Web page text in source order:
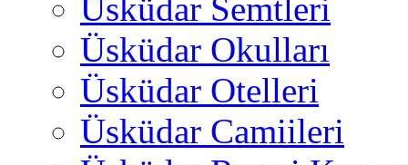
Üsküdar Semtleri
Üsküdar Okulları
Üsküdar Otelleri
Üsküdar Camiileri